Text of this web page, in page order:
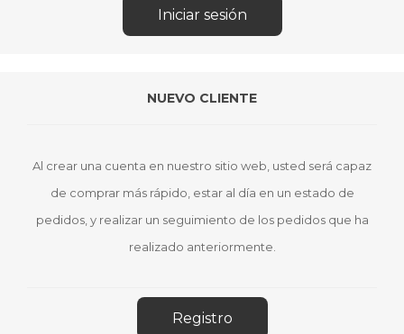
NUEVO CLIENTE
Al crear una cuenta en nuestro sitio web, usted será capaz
de comprar más rápido, estar al día en un estado de
pedidos, y realizar un seguimiento de los pedidos que ha
realizado anteriormente.